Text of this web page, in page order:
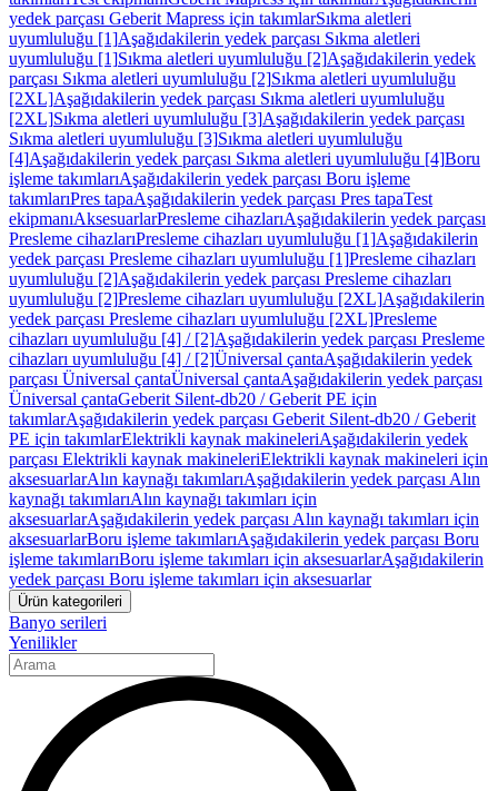
yedek parçası Geberit Mapress için takımlarSıkma aletleri
uyumluluğu [1]Aşağıdakilerin yedek parçası Sıkma aletleri
uyumluluğu [1]Sıkma aletleri uyumluluğu [2]Aşağıdakilerin yedek
parçası Sıkma aletleri uyumluluğu [2]Sıkma aletleri uyumluluğu
[2XL]Aşağıdakilerin yedek parçası Sıkma aletleri uyumluluğu
[2XL]Sıkma aletleri uyumluluğu [3]Aşağıdakilerin yedek parçası
Sıkma aletleri uyumluluğu [3]Sıkma aletleri uyumluluğu
[4]Aşağıdakilerin yedek parçası Sıkma aletleri uyumluluğu [4]Boru
işleme takımlarıAşağıdakilerin yedek parçası Boru işleme
takımlarıPres tapaAşağıdakilerin yedek parçası Pres tapaTest
ekipmanıAksesuarlarPresleme cihazlarıAşağıdakilerin yedek parçası
Presleme cihazlarıPresleme cihazları uyumluluğu [1]Aşağıdakilerin
yedek parçası Presleme cihazları uyumluluğu [1]Presleme cihazları
uyumluluğu [2]Aşağıdakilerin yedek parçası Presleme cihazları
uyumluluğu [2]Presleme cihazları uyumluluğu [2XL]Aşağıdakilerin
yedek parçası Presleme cihazları uyumluluğu [2XL]Presleme
cihazları uyumluluğu [4] / [2]Aşağıdakilerin yedek parçası Presleme
cihazları uyumluluğu [4] / [2]Üniversal çantaAşağıdakilerin yedek
parçası Üniversal çantaÜniversal çantaAşağıdakilerin yedek parçası
Üniversal çantaGeberit Silent-db20 / Geberit PE için
takımlarAşağıdakilerin yedek parçası Geberit Silent-db20 / Geberit
PE için takımlarElektrikli kaynak makineleriAşağıdakilerin yedek
parçası Elektrikli kaynak makineleriElektrikli kaynak makineleri için
aksesuarlarAlın kaynağı takımlarıAşağıdakilerin yedek parçası Alın
kaynağı takımlarıAlın kaynağı takımları için
aksesuarlarAşağıdakilerin yedek parçası Alın kaynağı takımları için
aksesuarlarBoru işleme takımlarıAşağıdakilerin yedek parçası Boru
işleme takımlarıBoru işleme takımları için aksesuarlarAşağıdakilerin
yedek parçası Boru işleme takımları için aksesuarlar
Ürün kategorileri
Banyo serileri
Yenilikler